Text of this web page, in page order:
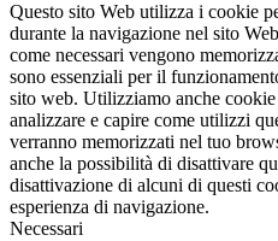
Questo sito Web utilizza i cookie
durante la navigazione nel sito
come necessari vengono
sono essenziali per il
sito web. Utilizziamo anche
analizzare e capire come utilizzi
verranno memorizzati nel tuo
anche la possibilità di disattivare
disattivazione di alcuni di questi
esperienza di navigazione.
Necessari